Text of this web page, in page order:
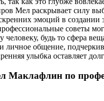
Мел раскрывает силу
эмоций в
советы
человеку, будь то сфера
личное общение,
улыбка оставляет
Маклафлин по